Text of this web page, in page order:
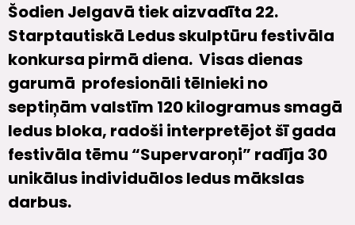
Šodien Jelgavā tiek aizvadīta 22.
Starptautiskā Ledus skulptūru festivāla
konkursa pirmā diena. Visas dienas
garumā profesionāli tēlnieki no
septiņām valstīm 120 kilogramus smagā
ledus bloka, radoši interpretējot šī gada
festivāla tēmu “Supervaroņi” radīja 30
unikālus individuālos ledus mākslas
darbus.